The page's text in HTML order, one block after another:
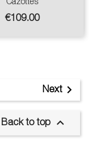
Price
€109.00
Next
Back to top 